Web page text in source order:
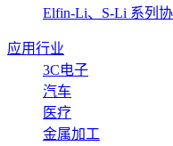
Elfin-Li、S-Li 系列
应用行业
3C电子
汽车
医疗
金属加工